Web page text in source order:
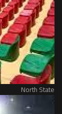
North State